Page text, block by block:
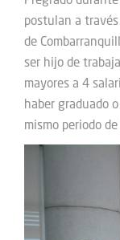
postulan a
de
ser hijo de
mayores a 4
haber graduado
mismo periodo